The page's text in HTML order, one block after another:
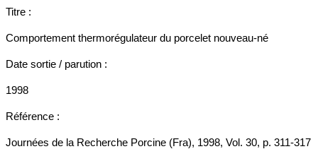
Titre :
Comportement thermorégulateur du porcelet nouveau-né
Date sortie / parution :
1998
Référence :
Journées de la Recherche Porcine (Fra), 1998, Vol. 30, p. 311-317